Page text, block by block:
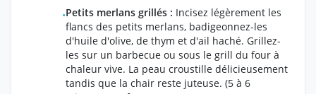
•Petits merlans grillés : Incisez légèrement les
flancs des petits merlans, badigeonnez-les
d'huile d'olive, de thym et d'ail haché. Grillez-
les sur un barbecue ou sous le grill du four à
chaleur vive. La peau croustille délicieusement
tandis que la chair reste juteuse. (5 à 6